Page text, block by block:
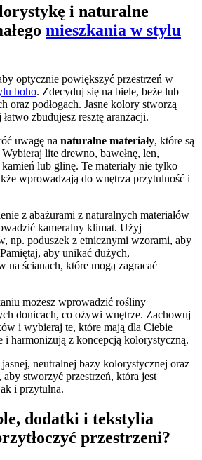
i naturalne
mieszkania w stylu
optycznie powiększyć przestrzeń w
boho. Zdecyduj się na biele, beże lub
oraz podłogach. Jasne kolory stworzą
zbudujesz resztę aranżacji.
uwagę na naturalne materiały, które są
lite drewno, bawełnę, len,
lub glinę. Te materiały nie tylko
wprowadzają do wnętrza przytulność i
z abażurami z naturalnych materiałów
kameralny klimat. Użyj
np. poduszek z etnicznymi wzorami, aby
aby unikać dużych,
na ścianach, które mogą zagracać
możesz wprowadzić rośliny
donicach, co ożywi wnętrze. Zachowuj
i wybieraj te, które mają dla Ciebie
i harmonizują z koncepcją kolorystyczną.
neutralnej bazy kolorystycznej oraz
aby stworzyć przestrzeń, która jest
i przytulna.
dodatki i tekstylia
przestrzeni?